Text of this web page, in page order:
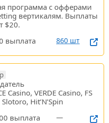
программа c офферами
вертикалям. Выплаты
$20.
выплата 860 шт
Casino, VERDE Casino, FS
Hit’N’Spin
выплата —